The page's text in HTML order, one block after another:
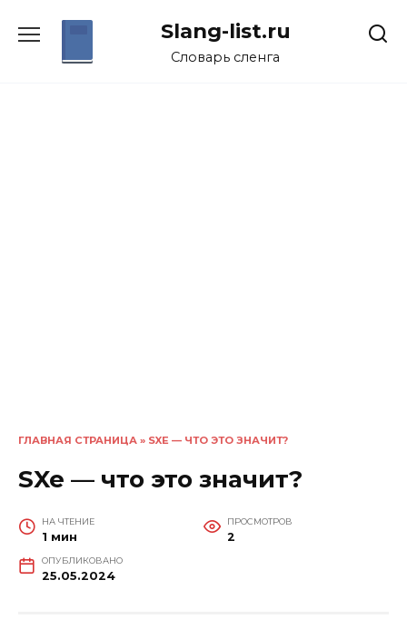
Slang-list.ru
Словарь сленга
ГЛАВНАЯ СТРАНИЦА » SXE — ЧТО ЭТО ЗНАЧИТ?
SXe — что это значит?
НА ЧТЕНИЕ
1 мин
ПРОСМОТРОВ
2
ОПУБЛИКОВАНО
25.05.2024